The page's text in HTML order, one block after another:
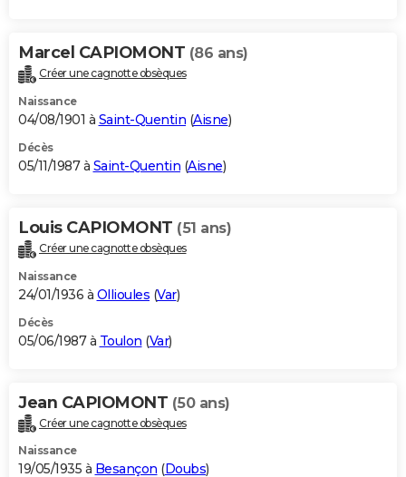
Marcel CAPIOMONT (86 ans)
Créer une cagnotte obsèques
Naissance
04/08/1901 à Saint-Quentin (Aisne)
Décès
05/11/1987 à Saint-Quentin (Aisne)
Louis CAPIOMONT (51 ans)
Créer une cagnotte obsèques
Naissance
24/01/1936 à Ollioules (Var)
Décès
05/06/1987 à Toulon (Var)
Jean CAPIOMONT (50 ans)
Créer une cagnotte obsèques
Naissance
19/05/1935 à Besançon (Doubs)